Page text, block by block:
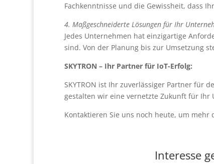
Fachkenntnisse und die Gewissheit, dass
4. Maßgeschneiderte Lösungen für Ihr
Jedes Unternehmen hat einzigartige
sind. Von der Planung bis zur Umsetzung
SKYTRON – Ihr Partner für IoT-Erfolg:
SKYTRON ist Ihr zuverlässiger Partner für
gestalten wir eine vernetzte Zukunft für Ihr
Kontaktieren Sie uns noch heute, um
Interesse